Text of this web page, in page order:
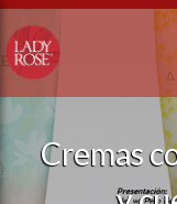
slideout
Cremas